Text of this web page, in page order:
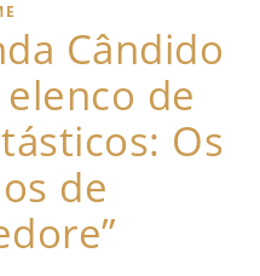
Cândido
de
Os
de